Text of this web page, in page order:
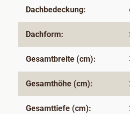
Dachbedeckung:
Dachform:
Gesamtbreite (cm):
Gesamthöhe (cm):
Gesamttiefe (cm):